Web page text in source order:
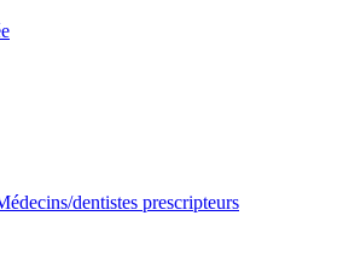
dentistes prescripteurs